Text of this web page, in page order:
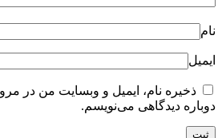
نام
ایمیل
ذخیره نام، ایمیل و وبسایت من در
دوباره دیدگاهی می‌نویسم.